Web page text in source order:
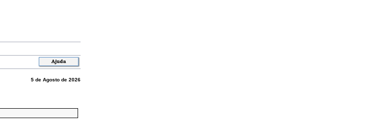
5 de Agosto de 2026